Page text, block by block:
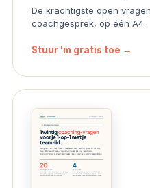
De krachtigste open
coachgesprek, op één A4.
Stuur 'm gratis toe →